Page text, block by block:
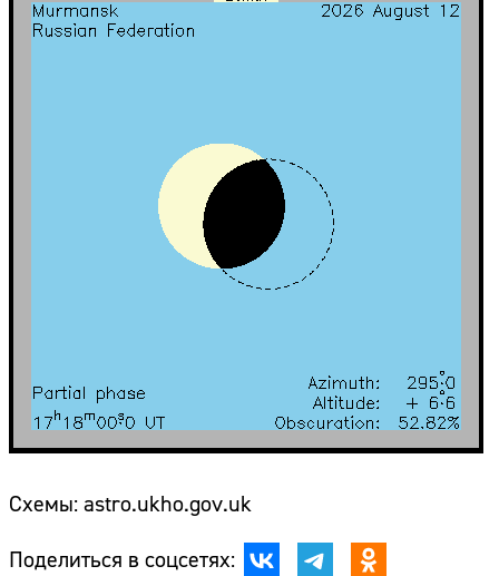
Схемы: astro.ukho.gov.uk
Поделиться в соцсетях: